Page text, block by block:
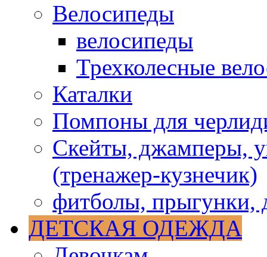
Велосипеды
велосипеды
Трехколесные
Каталки
Помпоны для
Скейты, джамперы,
(тренажер-кузнечик)
фитболы, прыгунки,
ДЕТСКАЯ ОДЕЖДА